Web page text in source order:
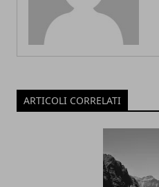
ARTICOLI CORRELATI